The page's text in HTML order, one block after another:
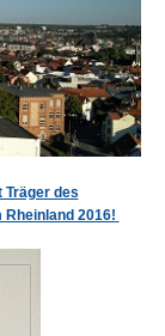
des
2016!